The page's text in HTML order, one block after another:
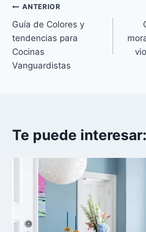
Navegación
de
entradas
ANTERIOR
Guía de Colores y
tendencias para
Cocinas
Vanguardistas
Te puede interesar: